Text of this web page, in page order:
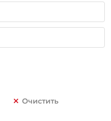
Очистить